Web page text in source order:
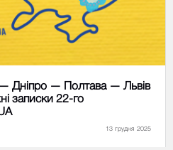
Дніпро — Полтава — Львів
записки 22-го
13 грудня 2025